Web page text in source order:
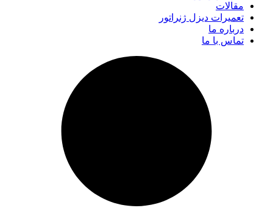
مقالات
تعمیرات دیزل ژنراتور
درباره ما
تماس با ما